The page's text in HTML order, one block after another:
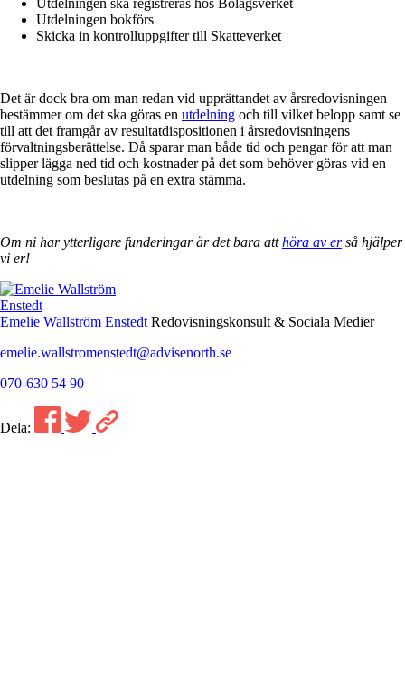
Utdelningen bokförs
Skicka in kontrolluppgifter till Skatteverket
Det är dock bra om man redan vid upprättandet av årsredovisningen
bestämmer om det ska göras en utdelning och till vilket belopp samt se
till att det framgår av resultatdispositionen i årsredovisningens
förvaltningsberättelse. Då sparar man både tid och pengar för att man
slipper lägga ned tid och kostnader på det som behöver göras vid en
utdelning som beslutas på en extra stämma.
Om ni har ytterligare funderingar är det bara atthöra av erså hjälper
vi er!
Emelie Wallström Enstedt Redovisningskonsult & Sociala Medier
emelie.wallstromenstedt@advisenorth.se
070-630 54 90
Dela: